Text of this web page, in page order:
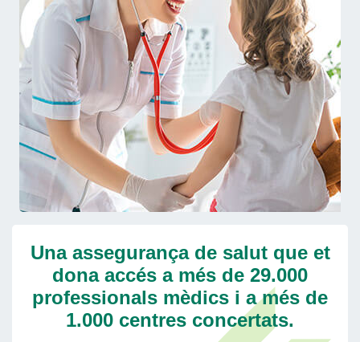
Una assegurança de salut que et
dona accés a més de 29.000
professionals mèdics i a més de
1.000 centres concertats.